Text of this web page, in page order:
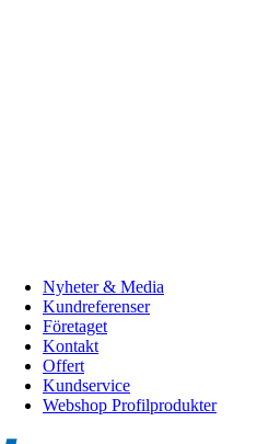
Nyheter & Media
Kundreferenser
Företaget
Kontakt
Offert
Kundservice
Webshop Profilprodukter